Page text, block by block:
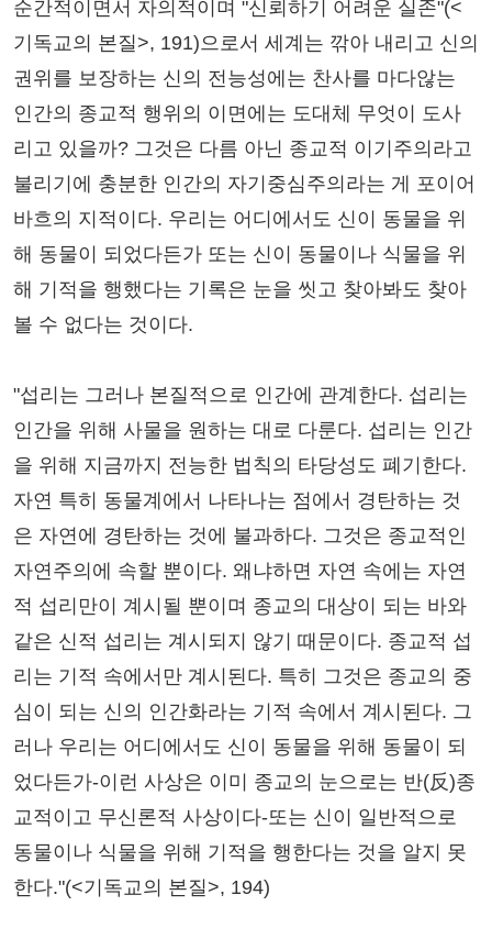
순간적이면서 자의적이며 "신뢰하기 어려운 실존"(<
기독교의 본질>, 191)으로서 세계는 깎아 내리고 신의
권위를 보장하는 신의 전능성에는 찬사를 마다않는
인간의 종교적 행위의 이면에는 도대체 무엇이 도사
리고 있을까? 그것은 다름 아닌 종교적 이기주의라고
불리기에 충분한 인간의 자기중심주의라는 게 포이어
바흐의 지적이다. 우리는 어디에서도 신이 동물을 위
해 동물이 되었다든가 또는 신이 동물이나 식물을 위
해 기적을 행했다는 기록은 눈을 씻고 찾아봐도 찾아
볼 수 없다는 것이다.
"섭리는 그러나 본질적으로 인간에 관계한다. 섭리는
인간을 위해 사물을 원하는 대로 다룬다. 섭리는 인간
을 위해 지금까지 전능한 법칙의 타당성도 폐기한다.
자연 특히 동물계에서 나타나는 점에서 경탄하는 것
은 자연에 경탄하는 것에 불과하다. 그것은 종교적인
자연주의에 속할 뿐이다. 왜냐하면 자연 속에는 자연
적 섭리만이 계시될 뿐이며 종교의 대상이 되는 바와
같은 신적 섭리는 계시되지 않기 때문이다. 종교적 섭
리는 기적 속에서만 계시된다. 특히 그것은 종교의 중
심이 되는 신의 인간화라는 기적 속에서 계시된다. 그
러나 우리는 어디에서도 신이 동물을 위해 동물이 되
었다든가-이런 사상은 이미 종교의 눈으로는 반(反)종
교적이고 무신론적 사상이다-또는 신이 일반적으로
동물이나 식물을 위해 기적을 행한다는 것을 알지 못
한다."(<기독교의 본질>, 194)